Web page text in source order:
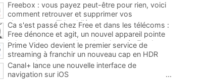
Freebox : vous payez peut-être pour rien, voici
comment retrouver et supprimer vos
abonnements TV oubliés
...
Ca s'est passé chez Free et dans les télécoms :
Free dénonce et agit, un nouvel appareil pointe
le bout de son nez chez des abonnés Freebox...
Prime Video devient le premier service de
streaming à franchir un nouveau cap en HDR
avec ce lancement
Canal+ lance une nouvelle interface de
navigation sur iOS
...